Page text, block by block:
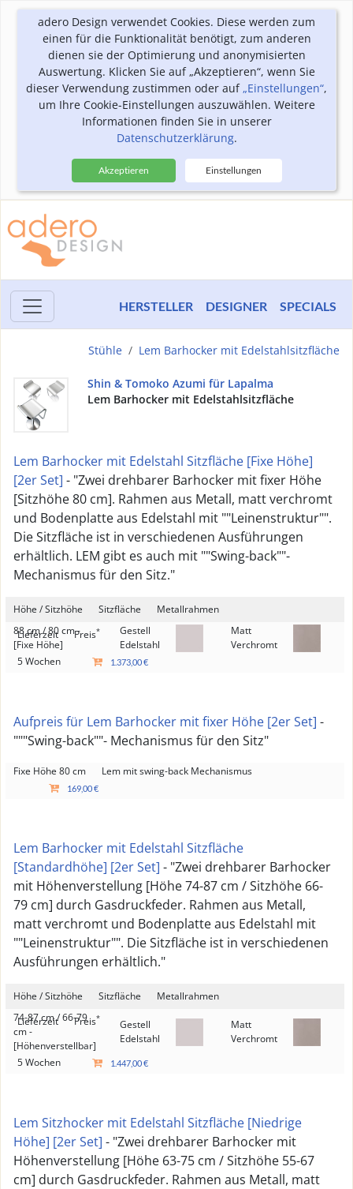
adero Design verwendet Cookies. Diese werden zum
einen für die Funktionalität benötigt, zum anderen
dienen sie der Optimierung und anonymisierten
Auswertung. Klicken Sie auf „Akzeptieren“, wenn Sie
dieser Verwendung zustimmen oder auf„Einstellungen“,
um Ihre Cookie-Einstellungen auszuwählen. Weitere
Informationen finden Sie in unserer
Datenschutzerklärung.
Akzeptieren Einstellungen
HERSTELLER DESIGNER SPECIALS
Stühle Lem Barhocker mit Edelstahlsitzfläche
Shin & Tomoko Azumi für Lapalma
Lem Barhocker mit Edelstahlsitzfläche
Lem Barhocker mit Edelstahl Sitzfläche [Fixe Höhe]
[2er Set] - "Zwei drehbarer Barhocker mit fixer Höhe
[Sitzhöhe 80 cm]. Rahmen aus Metall, matt verchromt
und Bodenplatte aus Edelstahl mit ""Leinenstruktur"".
Die Sitzfläche ist in verschiedenen Ausführungen
erhältlich. LEM gibt es auch mit ""Swing-back""-
Mechanismus für den Sitz."
Höhe / Sitzhöhe Sitzfläche
Metallrahmen
Lieferzeit
Preis*
88 cm / 80 cm -
[Fixe Höhe]
Gestell
Edelstahl
Matt
Verchromt
5 Wochen
1.373,00 €
Aufpreis für Lem Barhocker mit fixer Höhe [2er Set] -
"""Swing-back""- Mechanismus für den Sitz"
Fixe Höhe 80 cm Lem mit swing-back Mechanismus
169,00 €
Lem Barhocker mit Edelstahl Sitzfläche
[Standardhöhe] [2er Set] - "Zwei drehbarer Barhocker
mit Höhenverstellung [Höhe 74-87 cm / Sitzhöhe 66-
79 cm] durch Gasdruckfeder. Rahmen aus Metall,
matt verchromt und Bodenplatte aus Edelstahl mit
""Leinenstruktur"". Die Sitzfläche ist in verschiedenen
Ausführungen erhältlich."
Höhe / Sitzhöhe Sitzfläche
Metallrahmen
Lieferzeit
Preis*
74-87 cm / 66-79
cm -
[Höhenverstellbar]
Gestell
Edelstahl
Matt
Verchromt
5 Wochen
1.447,00 €
Lem Sitzhocker mit Edelstahl Sitzfläche [Niedrige
Höhe] [2er Set] - "Zwei drehbarer Barhocker mit
Höhenverstellung [Höhe 63-75 cm / Sitzhöhe 55-67
cm] durch Gasdruckfeder. Rahmen aus Metall, matt